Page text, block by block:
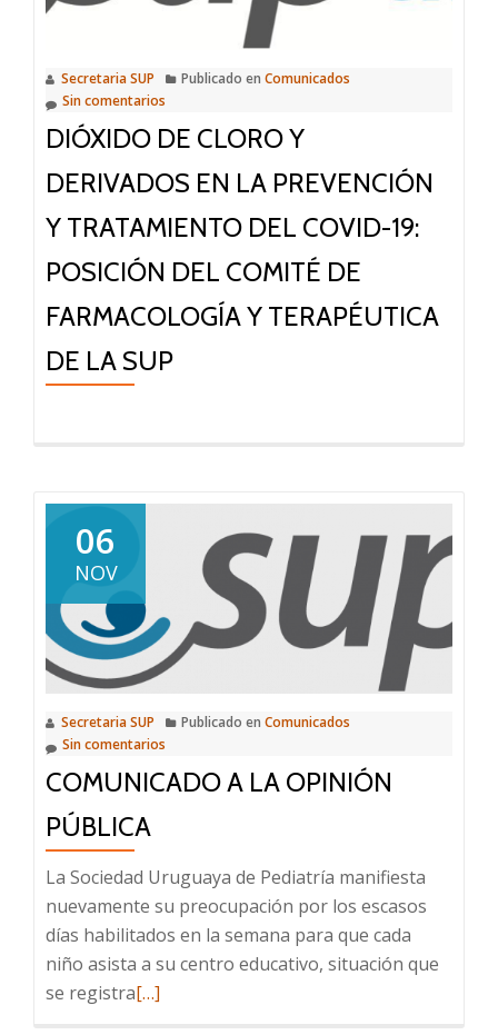
Secretaria SUP Publicado en Comunicados
Sin comentarios
DIÓXIDO DE CLORO Y
DERIVADOS EN LA PREVENCIÓN
Y TRATAMIENTO DEL COVID-19:
POSICIÓN DEL COMITÉ DE
FARMACOLOGÍA Y TERAPÉUTICA
DE LA SUP
06
NOV
Secretaria SUP Publicado en Comunicados
Sin comentarios
COMUNICADO A LA OPINIÓN
PÚBLICA
La Sociedad Uruguaya de Pediatría manifiesta
nuevamente su preocupación por los escasos
días habilitados en la semana para que cada
niño asista a su centro educativo, situación que
se registraLeer
[…]